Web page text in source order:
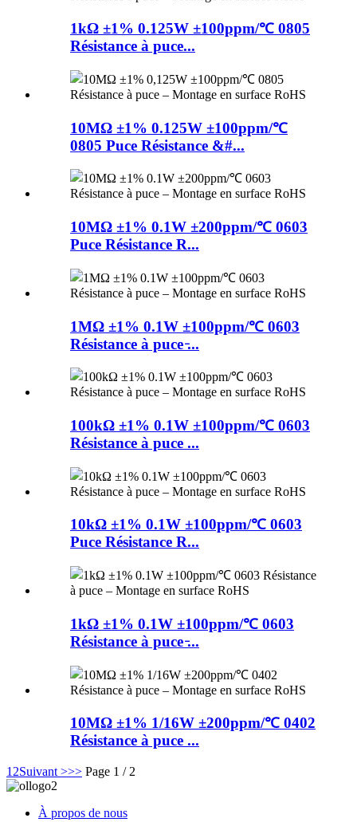
1kΩ ±1% 0.125W ±100ppm/℃ 0805
Résistance à puce...
10MΩ ±1% 0.125W ±100ppm/℃
0805 Puce Résistance &#...
10MΩ ±1% 0.1W ±200ppm/℃ 0603
Puce Résistance R...
1MΩ ±1% 0.1W ±100ppm/℃ 0603
Résistance à puce ̵...
100kΩ ±1% 0.1W ±100ppm/℃ 0603
Résistance à puce ...
10kΩ ±1% 0.1W ±100ppm/℃ 0603
Puce Résistance R...
1kΩ ±1% 0.1W ±100ppm/℃ 0603
Résistance à puce ̵...
10MΩ ±1% 1/16W ±200ppm/℃ 0402
Résistance à puce ...
1 2Suivant >>> Page 1 / 2
À propos de nous